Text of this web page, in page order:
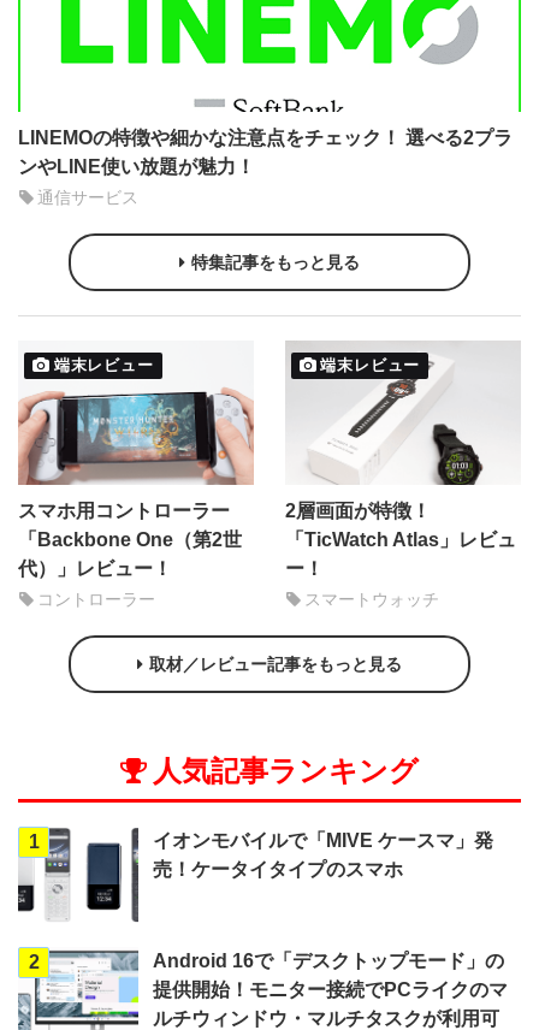
LINEMOの特徴や細かな注意点をチェック！ 選べる2プラ
ンやLINE使い放題が魅力！
通信サービス
特集記事をもっと見る
端末レビュー
スマホ用コントローラー
「Backbone One（第2世
代）」レビュー！
コントローラー
端末レビュー
2層画面が特徴！
「TicWatch Atlas」レビュ
ー！
スマートウォッチ
取材／レビュー記事をもっと見る
人気記事ランキング
1
イオンモバイルで「MIVE ケースマ」発
売！ケータイタイプのスマホ
2
Android 16で「デスクトップモード」の
提供開始！モニター接続でPCライクのマ
ルチウィンドウ・マルチタスクが利用可